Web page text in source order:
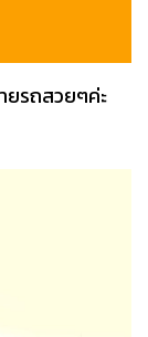
รถสวยๆค่ะ